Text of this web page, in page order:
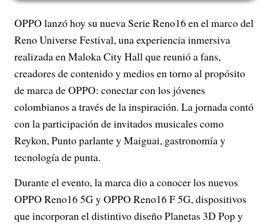
OPPO lanzó hoy su nueva Serie Reno16 en el marco del
Reno Universe Festival, una experiencia inmersiva
realizada en Maloka City Hall que reunió a fans,
creadores de contenido y medios en torno al propósito
de marca de OPPO: conectar con los jóvenes
colombianos a través de la inspiración. La jornada contó
con la participación de invitados musicales como
Reykon, Punto parlante y Maiguai, gastronomía y
tecnología de punta.
Durante el evento, la marca dio a conocer los nuevos
OPPO Reno16 5G y OPPO Reno16 F 5G, dispositivos
que incorporan el distintivo diseño Planetas 3D Pop y